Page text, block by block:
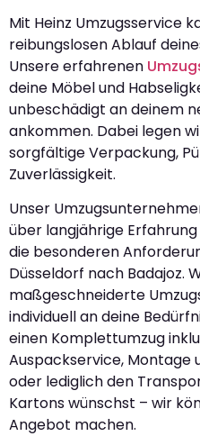
Mit Heinz Umzugsservice
reibungslosen Ablauf
Unsere erfahrenen
deine Möbel und
unbeschädigt an deinem
ankommen. Dabei legen
sorgfältige Verpackung,
Zuverlässigkeit.
Unser
über langjährige
die besonderen
Düsseldorf nach Badajoz.
maßgeschneiderte
individuell an deine
einen Komplettumzug
Auspackservice,
oder lediglich den
Kartons wünschst – wir
Angebot machen.